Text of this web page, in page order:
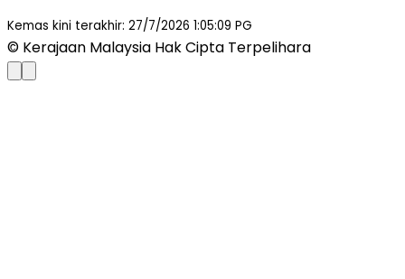
Kemas kini terakhir: 27/7/2026 1:05:09 PG
© Kerajaan Malaysia Hak Cipta Terpelihara